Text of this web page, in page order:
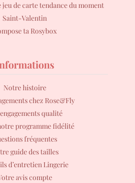
de carte tendance du moment
Saint-Valentin
ta Rosybox
Notre histoire
chez Rose&Fly
qualité
programme fidélité
fréquentes
guide des tailles
d’entretien Lingerie
avis compte